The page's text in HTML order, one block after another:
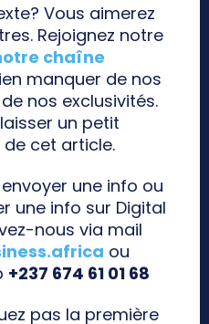
Vous aimerez
Rejoignez notre
chaîne
manquer de nos
nos exclusivités.
un petit
cet article.
une info ou
une info sur Digital
nous via mail
ou
+237 674 61 01 68
pas la première